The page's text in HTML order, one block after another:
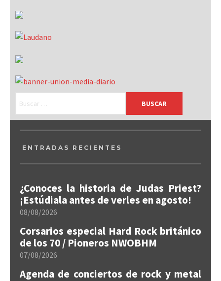
ENTRADAS RECIENTES
¿Conoces la historia de Judas Priest?
¡Estúdiala antes de verles en agosto!
08/08/2026
Corsarios especial Hard Rock británico
de los 70 / Pioneros NWOBHM
07/08/2026
Agenda de conciertos de rock y metal